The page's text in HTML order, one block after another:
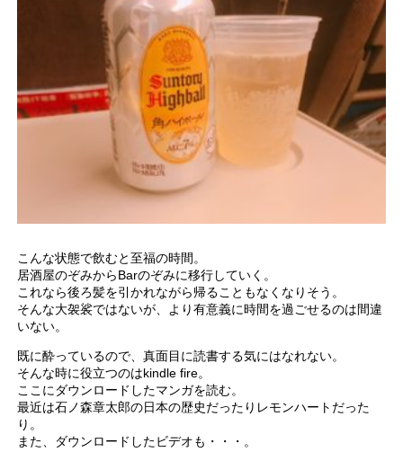
こんな状態で飲むと至福の時間。
居酒屋のぞみからBarのぞみに移行していく。
これなら後ろ髪を引かれながら帰ることもなくなりそう。
そんな大袈裟ではないが、より有意義に時間を過ごせるのは間違
いない。
既に酔っているので、真面目に読書する気にはなれない。
そんな時に役立つのはkindle fire。
ここにダウンロードしたマンガを読む。
最近は石ノ森章太郎の日本の歴史だったりレモンハートだった
り。
また、ダウンロードしたビデオも・・・。